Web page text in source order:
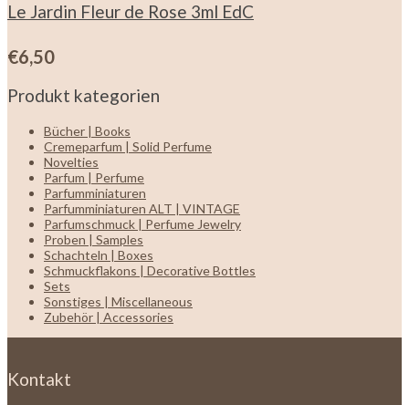
Le Jardin Fleur de Rose 3ml EdC
€6,50
Produkt kategorien
Bücher | Books
Cremeparfum | Solid Perfume
Novelties
Parfum | Perfume
Parfumminiaturen
Parfumminiaturen ALT | VINTAGE
Parfumschmuck | Perfume Jewelry
Proben | Samples
Schachteln | Boxes
Schmuckflakons | Decorative Bottles
Sets
Sonstiges | Miscellaneous
Zubehör | Accessories
Kontakt